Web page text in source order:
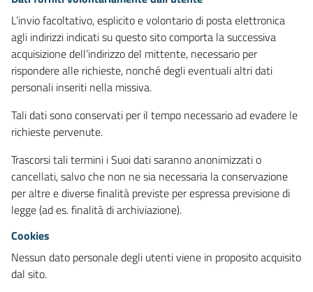
L’invio facoltativo, esplicito e volontario di posta elettronica
agli indirizzi indicati su questo sito comporta la successiva
acquisizione dell’indirizzo del mittente, necessario per
rispondere alle richieste, nonché degli eventuali altri dati
personali inseriti nella missiva.
Tali dati sono conservati per il tempo necessario ad evadere le
richieste pervenute.
Trascorsi tali termini i Suoi dati saranno anonimizzati o
cancellati, salvo che non ne sia necessaria la conservazione
per altre e diverse finalità previste per espressa previsione di
legge (ad es. finalità di archiviazione).
Cookies
Nessun dato personale degli utenti viene in proposito acquisito
dal sito.